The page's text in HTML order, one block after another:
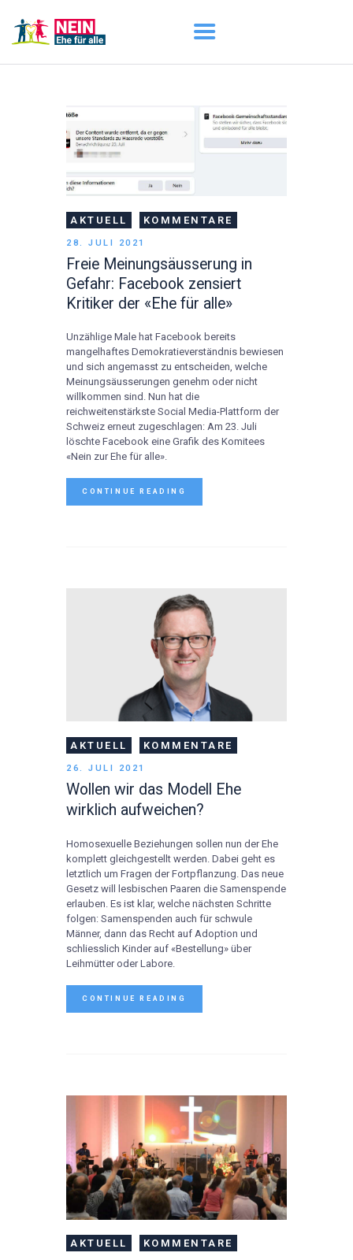
AKTUELL
DARUM GEHT ES
ÜBER UNS
DOWNLOADS
AKTUELL KOMMENTARE
28. JULI 2021
Freie Meinungsäusserung in
Gefahr: Facebook zensiert
Kritiker der «Ehe für alle»
Unzählige Male hat Facebook bereits
mangelhaftes Demokratieverständnis bewiesen
und sich angemasst zu entscheiden, welche
Meinungsäusserungen genehm oder nicht
willkommen sind. Nun hat die
reichweitenstärkste Social Media-Plattform der
Schweiz erneut zugeschlagen: Am 23. Juli
löschte Facebook eine Grafik des Komitees
«Nein zur Ehe für alle».
CONTINUE READING
AKTUELL KOMMENTARE
26. JULI 2021
Wollen wir das Modell Ehe
wirklich aufweichen?
Homosexuelle Beziehungen sollen nun der Ehe
komplett gleichgestellt werden. Dabei geht es
letztlich um Fragen der Fortpflanzung. Das neue
Gesetz will lesbischen Paaren die Samenspende
erlauben. Es ist klar, welche nächsten Schritte
folgen: Samenspenden auch für schwule
Männer, dann das Recht auf Adoption und
schliesslich Kinder auf «Bestellung» über
Leihmütter oder Labore.
CONTINUE READING
AKTUELL KOMMENTARE